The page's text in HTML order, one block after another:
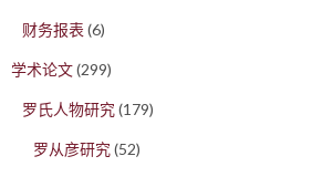
财务报表 (6)
学术论文(299)
罗氏人物研究(179)
罗从彦研究(52)